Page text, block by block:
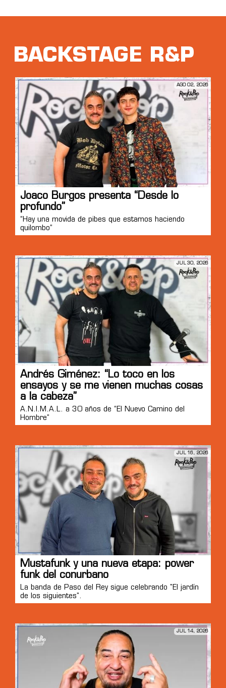
BACKSTAGE R&P
AGO 02, 2026
Joaco Burgos presenta “Desde lo
profundo”
“Hay una movida de pibes que estamos haciendo
quilombo”
JUL 30, 2026
Andrés Giménez: “Lo toco en los
ensayos y se me vienen muchas cosas
a la cabeza”
A.N.I.M.A.L. a 30 años de “El Nuevo Camino del
Hombre”
JUL 16, 2026
Mustafunk y una nueva etapa: power
funk del conurbano
La banda de Paso del Rey sigue celebrando "El jardín
de los siguientes".
JUL 14, 2026